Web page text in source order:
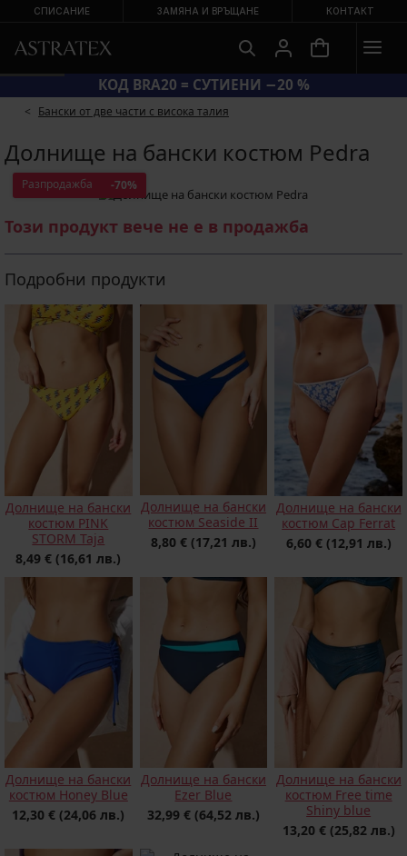
СПИСАНИЕ ЗАМЯНА И ВРЪЩАНЕ КОНТАКТ
КОД BRA20 = СУТИЕНИ −20 %
Бански от две части с висока талия
Долнище на бански костюм Pedra
Разпродажба -70%
Този продукт вече не е в продажба
Подробни продукти
Долнище на бански
костюм PINK
STORM Taja
8,49 € (16,61 лв.)
Долнище на бански
костюм Seaside II
8,80 € (17,21 лв.)
Долнище на бански
костюм Cap Ferrat
6,60 € (12,91 лв.)
Долнище на бански
костюм Honey Blue
12,30 € (24,06 лв.)
Долнище на бански
Ezer Blue
32,99 € (64,52 лв.)
Долнище на бански
костюм Free time
Shiny blue
13,20 € (25,82 лв.)